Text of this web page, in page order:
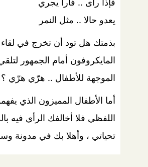
يعدو حالا .. مثل النمر
بذمتك هل تود أن تخرج في لقاء
المايكروفون أمام الجمهور
الموجهة للأطفال .. هرّي هرّي ؟
أما الأطفال المميزون الذي
اللفظي فلا أخالفك الرأي فيه
تحياتي ، وأهلا بك في مدونة